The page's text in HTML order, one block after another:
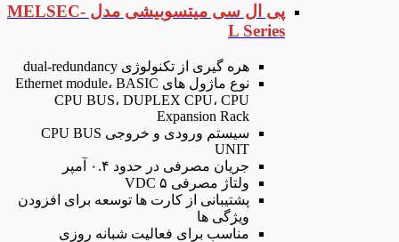
پی ال سی میتسوبیشی مدل MELSEC-
L Series
هره گیری از تکنولوژی dual-redundancy
نوع ماژول های Ethernet module، BASIC
CPU BUS، DUPLEX CPU، CPU
Expansion Rack
سیستم ورودی و خروجی CPU BUS
UNIT
جریان مصرفی در حدود ۰.۴ آمپر
ولتاژ مصرفی ۵ VDC
پشتیبانی از کارت ها توسعه برای افزودن
ویژگی ها
مناسب برای فعالیت شبانه روزی